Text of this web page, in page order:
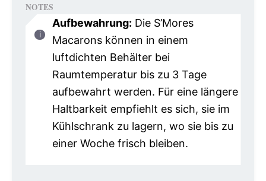
NOTES
Aufbewahrung: Die S’Mores
Macarons können in einem
luftdichten Behälter bei
Raumtemperatur bis zu 3 Tage
aufbewahrt werden. Für eine längere
Haltbarkeit empfiehlt es sich, sie im
Kühlschrank zu lagern, wo sie bis zu
einer Woche frisch bleiben.